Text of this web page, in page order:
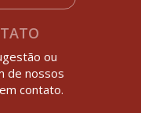
ou
de nossos
contato.